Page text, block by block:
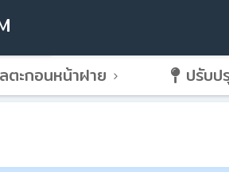
ตะกอนหน้าฝาย ปรับป